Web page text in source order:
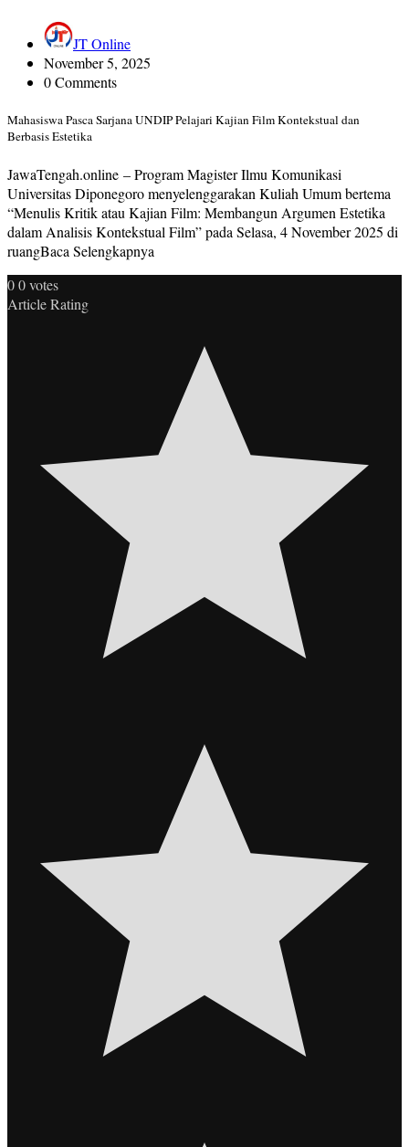
JT Online
November 5, 2025
0 Comments
Mahasiswa Pasca Sarjana UNDIP Pelajari Kajian Film Kontekstual dan
Berbasis Estetika
JawaTengah.online – Program Magister Ilmu Komunikasi
Universitas Diponegoro menyelenggarakan Kuliah Umum bertema
“Menulis Kritik atau Kajian Film: Membangun Argumen Estetika
dalam Analisis Kontekstual Film” pada Selasa, 4 November 2025 di
ruangBaca Selengkapnya
00votes
Article Rating